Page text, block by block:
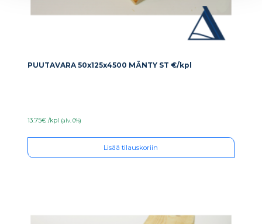
PUUTAVARA 50x125x4500 MÄNTY ST €/kpl
13.75€ /kpl (alv. 0%)
Lisää tilauskoriin